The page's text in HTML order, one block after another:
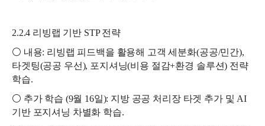
2.2.4 리빙랩 기반 STP 전략
⚪ 내용: 리빙랩 피드백을 활용해 고객 세분화(공공/민간),
타겟팅(공공 우선), 포지셔닝(비용 절감+환경 솔루션) 전략
학습.
⚪ 추가 학습 (9월 16일): 지방 공공 처리장 타겟 추가 및 AI
기반 포지셔닝 차별화 학습.